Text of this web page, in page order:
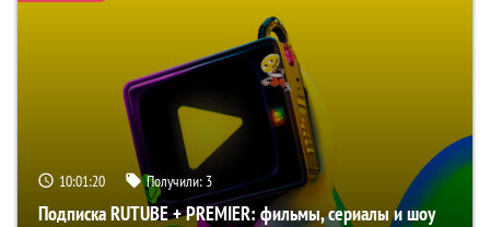
10:01:19 Получили: 3
Подписка RUTUBE + PREMIER: фильмы, сериалы и шоу